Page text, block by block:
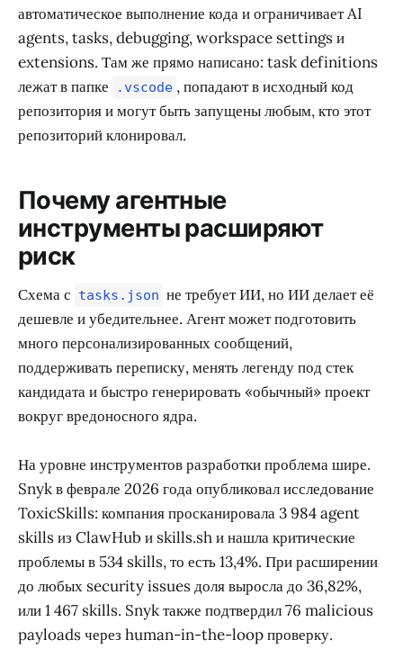
автоматическое выполнение кода и ограничивает AI
agents, tasks, debugging, workspace settings и
extensions. Там же прямо написано: task definitions
лежат в папке
.vscode , попадают в исходный код
репозитория и могут быть запущены любым, кто этот
репозиторий клонировал.
Почему агентные
инструменты расширяют
риск
Схема с tasks.json не требует ИИ, но ИИ делает её
дешевле и убедительнее. Агент может подготовить
много персонализированных сообщений,
поддерживать переписку, менять легенду под стек
кандидата и быстро генерировать «обычный» проект
вокруг вредоносного ядра.
На уровне инструментов разработки проблема шире.
Snyk в феврале 2026 года опубликовал исследование
ToxicSkills: компания просканировала 3 984 agent
skills из ClawHub и skills.sh и нашла критические
проблемы в 534 skills, то есть 13,4%. При расширении
до любых security issues доля выросла до 36,82%,
или 1 467 skills. Snyk также подтвердил 76 malicious
payloads через human-in-the-loop проверку.